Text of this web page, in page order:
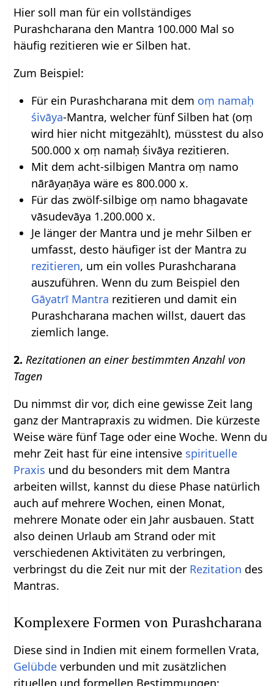
Hier soll man für ein vollständiges
Purashcharana den Mantra 100.000 Mal so
häufig rezitieren wie er Silben hat.
Zum Beispiel:
Für ein Purashcharana mit dem oṃ namaḥ
śivāya-Mantra, welcher fünf Silben hat (oṃ
wird hier nicht mitgezählt), müsstest du also
500.000 x oṃ namaḥ śivāya rezitieren.
Mit dem acht-silbigen Mantra oṃ namo
nārāyaṇāya wäre es 800.000 x.
Für das zwölf-silbige oṃ namo bhagavate
vāsudevāya 1.200.000 x.
Je länger der Mantra und je mehr Silben er
umfasst, desto häufiger ist der Mantra zu
rezitieren, um ein volles Purashcharana
auszuführen. Wenn du zum Beispiel den
Gāyatrī Mantra rezitieren und damit ein
Purashcharana machen willst, dauert das
ziemlich lange.
2. Rezitationen an einer bestimmten Anzahl von
Tagen
Du nimmst dir vor, dich eine gewisse Zeit lang
ganz der Mantrapraxis zu widmen. Die kürzeste
Weise wäre fünf Tage oder eine Woche. Wenn du
mehr Zeit hast für eine intensive spirituelle
Praxis und du besonders mit dem Mantra
arbeiten willst, kannst du diese Phase natürlich
auch auf mehrere Wochen, einen Monat,
mehrere Monate oder ein Jahr ausbauen. Statt
also deinen Urlaub am Strand oder mit
verschiedenen Aktivitäten zu verbringen,
verbringst du die Zeit nur mit der Rezitation des
Mantras.
Komplexere Formen von Purashcharana
Diese sind in Indien mit einem formellen Vrata,
Gelübde verbunden und mit zusätzlichen
rituellen und formellen Bestimmungen: